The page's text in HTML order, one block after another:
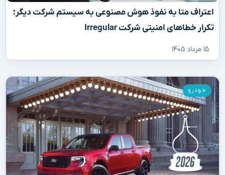
اعتراف متا به نفوذ هوش مصنوعی به سیستم شرکت دیگر؛
تکرار خطاهای امنیتی شرکت Irregular
۱۵ مرداد ۱۴۰۵
خودرو